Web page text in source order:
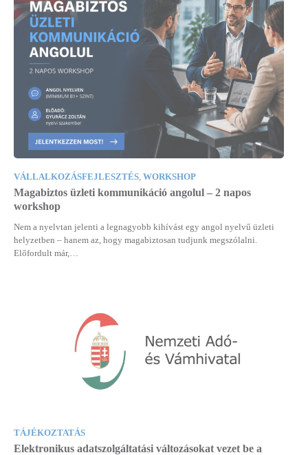
VÁLLALKOZÁSFEJLESZTÉS, WORKSHOP
Magabiztos üzleti kommunikáció angolul – 2 napos
workshop
Nem a nyelvtan jelenti a legnagyobb kihívást egy angol nyelvű üzleti
helyzetben – hanem az, hogy magabiztosan tudjunk megszólalni.
Előfordult már,…
TÁJÉKOZTATÁS
Elektronikus adatszolgáltatási változásokat vezet be a